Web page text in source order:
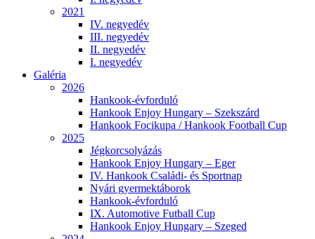
2021
IV. negyedév
III. negyedév
II. negyedév
I. negyedév
Galéria
2026
Hankook-évforduló
Hankook Enjoy Hungary – Szekszárd
Hankook Focikupa / Hankook Football Cup
2025
Jégkorcsolyázás
Hankook Enjoy Hungary – Eger
IV. Hankook Családi- és Sportnap
Nyári gyermektáborok
Hankook-évforduló
IX. Automotive Futball Cup
Hankook Enjoy Hungary – Szeged